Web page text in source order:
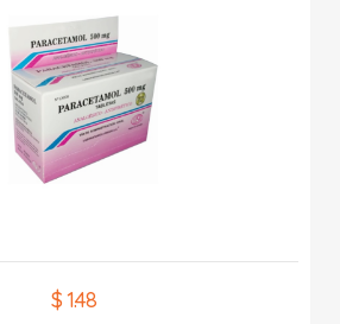
$ 1.48